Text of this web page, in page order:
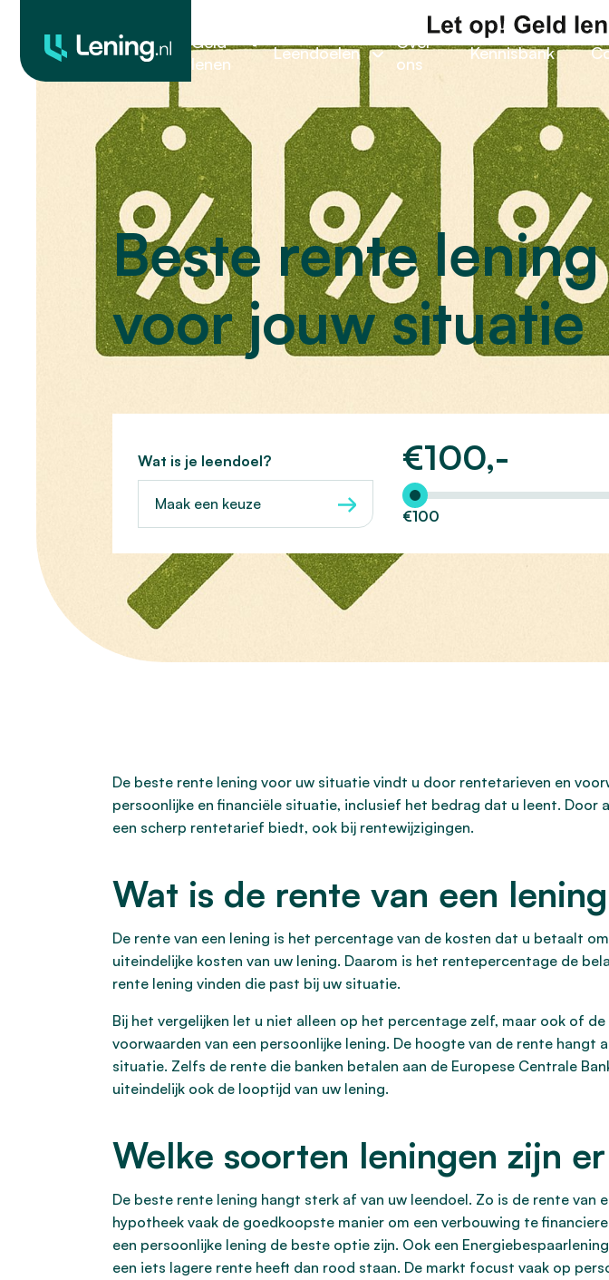
Geld
lenen
Leendoelen
Over
ons
Kennisbank
Beste rente
voor jouw situatie
Wat is je leendoel?
Maak een keuze
€100,-
Hoeveel wilt u lenen?
€100
De beste rente lening voor uw situatie vindt u door rentetarieven en
persoonlijke en financiële situatie, inclusief het bedrag dat u leent.
een scherp rentetarief biedt, ook bij rentewijzigingen.
Wat is de rente van een
De rente van een lening is het percentage van de kosten dat u betaalt
uiteindelijke kosten van uw lening. Daarom is het rentepercentage de
rente lening vinden die past bij uw situatie.
Bij het vergelijken let u niet alleen op het percentage zelf, maar ook of
voorwaarden van een persoonlijke lening. De hoogte van de rente
situatie. Zelfs de rente die banken betalen aan de Europese Centrale
uiteindelijk ook de looptijd van uw lening.
Welke soorten leningen zijn
De beste rente lening hangt sterk af van uw leendoel. Zo is de rente
hypotheek vaak de goedkoopste manier om een verbouwing te
een persoonlijke lening de beste optie zijn. Ook een
een iets lagere rente heeft dan rood staan. De markt focust vaak op